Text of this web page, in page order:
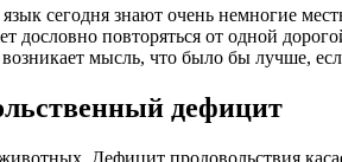
сегодня знают очень немногие
дословно повторяться от одной
мысль, что было бы лучше,
дефицит